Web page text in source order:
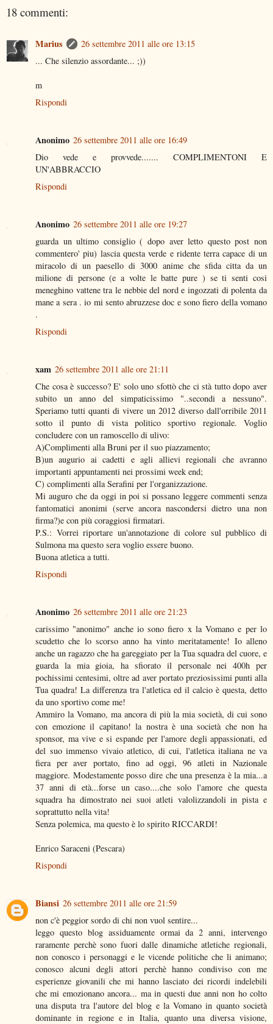
18 commenti:
Marius
26 settembre 2011 alle ore 13:15
... Che silenzio assordante... ;))
m
Rispondi
Anonimo 26 settembre 2011 alle ore 16:49
Dio vede e provvede....... COMPLIMENTONI E
UN'ABBRACCIO
Rispondi
Anonimo 26 settembre 2011 alle ore 19:27
guarda un ultimo consiglio ( dopo aver letto questo post non
commentero' piu) lascia questa verde e ridente terra capace di un
miracolo di un paesello di 3000 anime che sfida citta da un
milione di persone (e a volte le batte pure ) se ti senti cosi
meneghino vattene tra le nebbie del nord e ingozzati di polenta da
mane a sera . io mi sento abruzzese doc e sono fiero della vomano
.
Rispondi
xam 26 settembre 2011 alle ore 21:11
Che cosa è successo? E' solo uno sfottò che ci stà tutto dopo aver
subito un anno del simpaticissimo "..secondi a nessuno".
Speriamo tutti quanti di vivere un 2012 diverso dall'orribile 2011
sotto il punto di vista politico sportivo regionale. Voglio
concludere con un ramoscello di ulivo:
A)Complimenti alla Bruni per il suo piazzamento;
B)un augurio ai cadetti e agli allievi regionali che avranno
importanti appuntamenti nei prossimi week end;
C) complimenti alla Serafini per l'organizzazione.
Mi auguro che da oggi in poi si possano leggere commenti senza
fantomatici anonimi (serve ancora nascondersi dietro una non
firma?)e con più coraggiosi firmatari.
P.S.: Vorrei riportare un'annotazione di colore sul pubblico di
Sulmona ma questo sera voglio essere buono.
Buona atletica a tutti.
Rispondi
Anonimo 26 settembre 2011 alle ore 21:23
carissimo "anonimo" anche io sono fiero x la Vomano e per lo
scudetto che lo scorso anno ha vinto meritatamente! Io alleno
anche un ragazzo che ha gareggiato per la Tua squadra del cuore, e
guarda la mia gioia, ha sfiorato il personale nei 400h per
pochissimi centesimi, oltre ad aver portato preziosissimi punti alla
Tua quadra! La differenza tra l'atletica ed il calcio è questa, detto
da uno sportivo come me!
Ammiro la Vomano, ma ancora di più la mia società, di cui sono
con emozione il capitano! la nostra è una società che non ha
sponsor, ma vive e si espande per l'amore degli appassionati, ed
del suo immenso vivaio atletico, di cui, l'atletica italiana ne va
fiera per aver portato, fino ad oggi, 96 atleti in Nazionale
maggiore. Modestamente posso dire che una presenza è la mia...a
37 anni di età...forse un caso....che solo l'amore che questa
squadra ha dimostrato nei suoi atleti valolizzandoli in pista e
soprattutto nella vita!
Senza polemica, ma questo è lo spirito RICCARDI!
Enrico Saraceni (Pescara)
Rispondi
Biansi 26 settembre 2011 alle ore 21:59
non c'è peggior sordo di chi non vuol sentire...
leggo questo blog assiduamente ormai da 2 anni, intervengo
raramente perchè sono fuori dalle dinamiche atletiche regionali,
non conosco i personaggi e le vicende politiche che li animano;
conosco alcuni degli attori perchè hanno condiviso con me
esperienze giovanili che mi hanno lasciato dei ricordi indelebili
che mi emozionano ancora... ma in questi due anni non ho colto
una disputa tra l'autore del blog e la Vomano in quanto società
dominante in regione e in Italia, quanto una diversa visione,